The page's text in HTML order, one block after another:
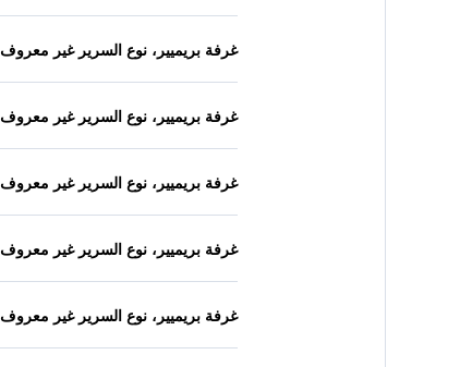
غرفة بريميير، نوع السرير غير معروف
غرفة بريميير، نوع السرير غير معروف
غرفة بريميير، نوع السرير غير معروف
غرفة بريميير، نوع السرير غير معروف
غرفة بريميير، نوع السرير غير معروف